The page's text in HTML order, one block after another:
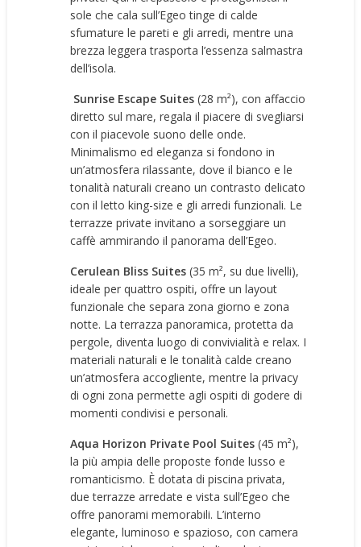
sole che cala sull’Egeo tinge di calde
sfumature le pareti e gli arredi, mentre una
brezza leggera trasporta l’essenza salmastra
dell’isola.
Sunrise Escape Suites (28 m²), con affaccio
diretto sul mare, regala il piacere di svegliarsi
con il piacevole suono delle onde.
Minimalismo ed eleganza si fondono in
un’atmosfera rilassante, dove il bianco e le
tonalità naturali creano un contrasto delicato
con il letto king-size e gli arredi funzionali. Le
terrazze private invitano a sorseggiare un
caffè ammirando il panorama dell’Egeo.
Cerulean Bliss Suites (35 m², su due livelli),
ideale per quattro ospiti, offre un layout
funzionale che separa zona giorno e zona
notte. La terrazza panoramica, protetta da
pergole, diventa luogo di convivialità e relax. I
materiali naturali e le tonalità calde creano
un’atmosfera accogliente, mentre la privacy
di ogni zona permette agli ospiti di godere di
momenti condivisi e personali.
Aqua Horizon Private Pool Suites (45 m²),
la più ampia delle proposte fonde lusso e
romanticismo. È dotata di piscina privata,
due terrazze arredate e vista sull’Egeo che
offre panorami memorabili. L’interno
elegante, luminoso e spazioso, con camera